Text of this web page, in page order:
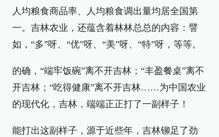
人均粮食商品率、人均粮食调出量均居全国第
一。吉林农业，还蕴含着林林总总的内容：譬
如，“多”呀、“优”呀、“美”呀、“特”呀，等等。
的确，“端牢饭碗”离不开吉林；“丰盈餐桌”离不
开吉林；“吃得健康”离不开吉林……为中国农业
的现代化，吉林，端端正正打了一副样子！
能打出这副样子，源于近些年，吉林铆足了劲